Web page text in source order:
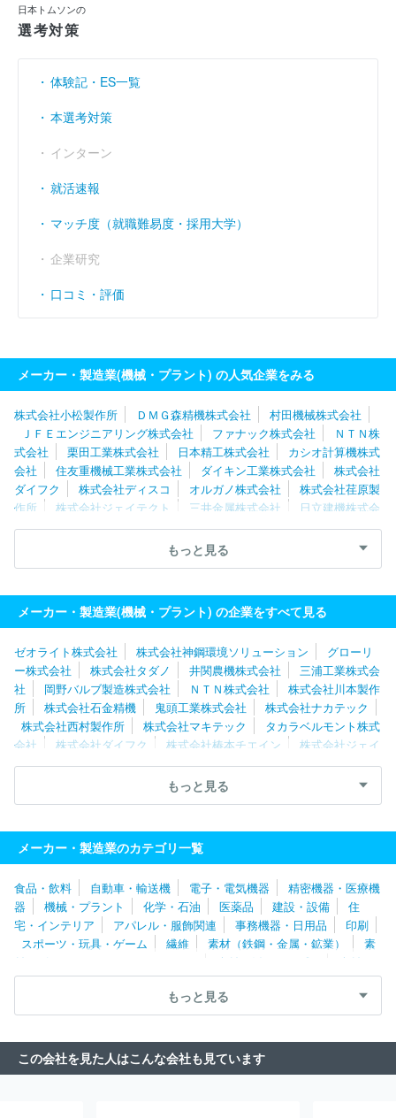
売上伸び率
営業利益率 （％） 9.47 13.86 5.75
経常利益率 （％）
日本トムソンの
選考対策
体験記・ES一覧
本選考対策
インターン
就活速報
マッチ度（就職難易度・採用大学）
企業研究
口コミ・評価
メーカー・製造業(機械・プラント) の人気企業をみる
株式会社小松製作所 ＤＭＧ森精機株式会社
村田機械株式会社
ＪＦＥエンジニアリング株式会社
ファナック株式会社
ＮＴＮ株
式会社
栗田工業株式会社 日本精工株式会社
カシオ計算機株式
会社
住友重機械工業株式会社 ダイキン工業株式会社
株式会社
ダイフク
株式会社ディスコ オルガノ株式会社
株式会社荏原製
作所
株式会社ジェイテクト 三井金属株式会社
日立建機株式会
社
住友金属鉱山株式会社 川崎重工業株式会社
ＴＨＫ株式会
グローリー株式会社
社マキタ
もっと見る
メーカー・製造業(機械・プラント) の企業をすべて見る
ゼオライト株式会社 株式会社神鋼環境ソリューション
グローリ
ー株式会社
株式会社タダノ 井関農機株式会社
三浦工業株式会
社
岡野バルブ製造株式会社 ＮＴＮ株式会社
株式会社川本製作
所
株式会社石金精機 鬼頭工業株式会社
株式会社ナカテック
株式会社西村製作所
株式会社マキテック
タカラベルモント株式
会社
株式会社ダイフク 株式会社椿本チエイン
株式会社ジェイ
テクト
フジテック株式会社 ＹＵＳＨＩＮ株式会社
株式会社マ
ダイキン工業株式会社 オーエスジー株式会社
岐阜精工株
式会社
ナベフーマック株式会社
オークマ株式会社
ヤマザキマザック株
式会社
カナデビア株式会社 新東工業株式会社
外爐工業株式会社
株式会社キトー 澁谷工業株式会社
株式会社
フジキカイ
エムケー精工株式会社 日研ツール株式会社
小倉ク
ラッチ株式会社
引地精工株式会社 ＮＩＴＴＯＫＵ株式会社
キ
ヤノン化成株式会社
株式会社タンガロイ
レオン自動機株式会社
栗田工業株式会社
社
ヤマトプロテック株式会社 株式会社鷺宮製作所
住友金属鉱
山株式会社
株式会社ディスコ
ジョンソンコントロールズ株式会
社
コニカミノルタ株式会社
株式会社桜井グラフィックシステム
もっと見る
メーカー・製造業のカテゴリ一覧
食品・飲料 自動車・輸送機 電子・電気機器
精密機器・医療機
器
機械・プラント 化学・石油 医薬品 建設・設備
住
宅・インテリア
アパレル・服飾関連 事務機器・日用品
印刷
スポーツ・玩具・ゲーム
繊維 素材（鉄鋼・金属・鉱業）
素
材（ゴム・ガラス・セラミックス）
素材（紙・パルプ）
素材
（その他）
農林・水産 たばこ・飼料 その他
もっと見る
この会社を見た人はこんな会社も見ています